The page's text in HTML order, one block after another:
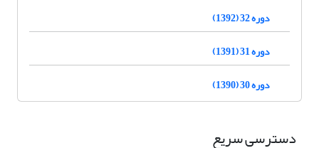
دوره 32 (1392)
دوره 31 (1391)
دوره 30 (1390)
دسترسی سریع